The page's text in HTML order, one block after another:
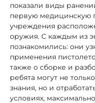
показали виды
первую медицинскую
учреждения
оружия. С каждым из
познакомились: они
применения
также о сборке и
ребята могут не
знания, но и
условиях,